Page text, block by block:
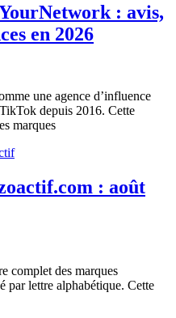
: avis,
en 2026
une agence d’influence
depuis 2016. Cette
marques
: août
complet des marques
par lettre alphabétique. Cette